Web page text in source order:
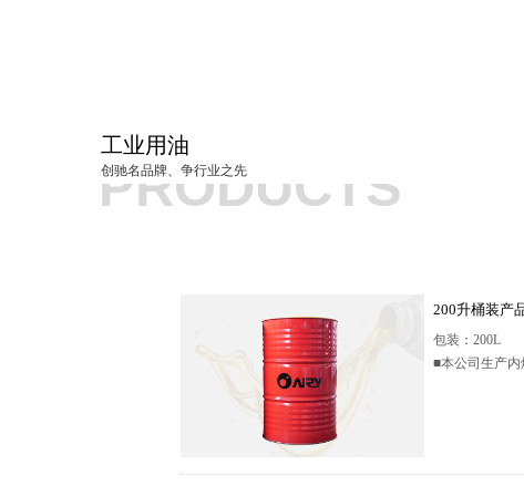
工业用油
创驰名品牌、争行业之先
PRODUCTS
200升桶装产
包装：200L
■本公司生产内